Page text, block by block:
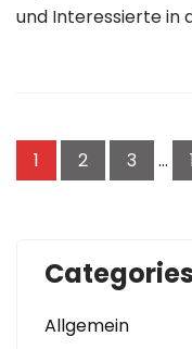
und Interessierte in
der
1 2 3 …
Categories
Allgemein